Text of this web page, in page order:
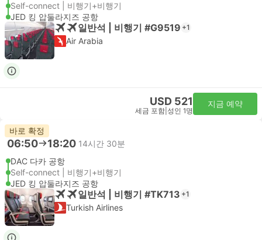
Self-connect | 비행기+비행기
JED 킹 압둘라지즈 공항
일반석 | 비행기 #G9519 +1
Air Arabia
USD 521
세금 포함 성인 1명
지금 예약
바로 확정
06:50 18:20 14시간 30분
DAC 다카 공항
Self-connect | 비행기+비행기
JED 킹 압둘라지즈 공항
일반석 | 비행기 #TK713 +1
Turkish Airlines